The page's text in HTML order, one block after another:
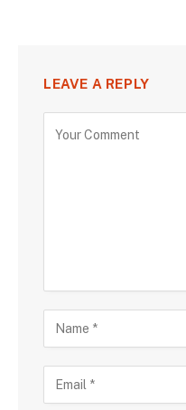
LEAVE A REPLY